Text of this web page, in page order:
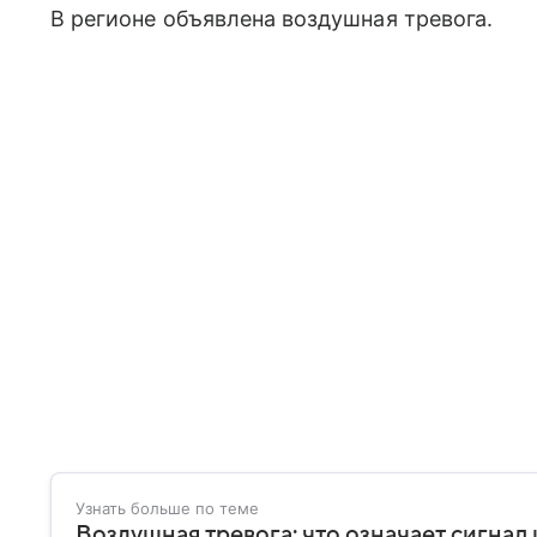
В регионе объявлена воздушная тревога.
Узнать больше по теме